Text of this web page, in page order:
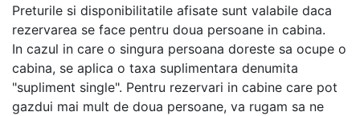
Preturile si disponibilitatile afisate sunt valabile daca
rezervarea se face pentru doua persoane in cabina.
In cazul in care o singura persoana doreste sa ocupe o
cabina, se aplica o taxa suplimentara denumita
"supliment single". Pentru rezervari in cabine care pot
gazdui mai mult de doua persoane, va rugam sa ne